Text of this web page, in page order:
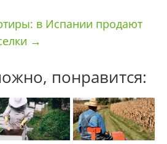
в Испании продают
→
понравится: